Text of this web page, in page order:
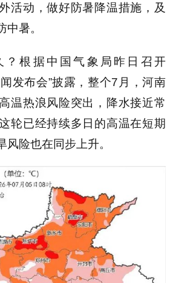
活动，做好防暑降温措施，及
暑。
？根据中国气象局昨日召开
发布会”披露，整个7月，河南
温热浪风险突出，降水接近常
轮已经持续多日的高温在短期
风险也在同步上升。